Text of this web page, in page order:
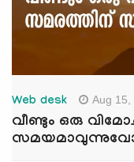
Web desk Aug 15,
വീണ്ടും ഒരു